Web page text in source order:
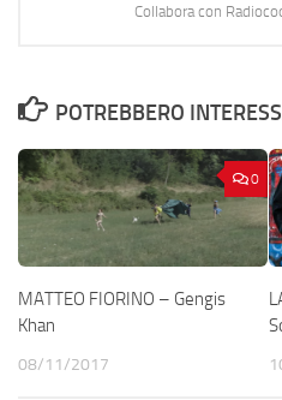
Collabora con
POTREBBERO
0
MATTEO FIORINO – Gengis
Khan
08/11/2017